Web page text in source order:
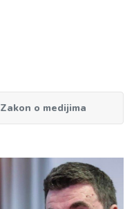
Zakon o medijima